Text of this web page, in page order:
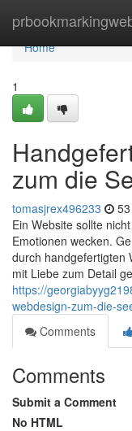
Home
Home
1
zum die
tomasjrex496233
Ein Website sollte
Emotionen wecken.
durch handgefertigten
mit Liebe zum Detail
https://
webdesign-zum-die-
Comments
Comments
Submit a Comment
No HTML